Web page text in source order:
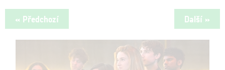
« Předchozí Další »